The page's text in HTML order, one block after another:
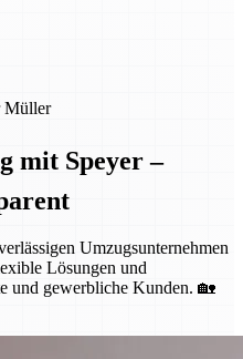
Müller
mit Speyer –
Umzugsunternehmen
Lösungen und
und gewerbliche Kunden. 🏡